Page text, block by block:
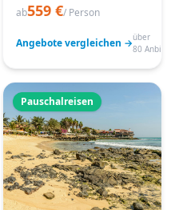
ab559 €/ Person
Angebote vergleichen →über
80
Pauschalreisen